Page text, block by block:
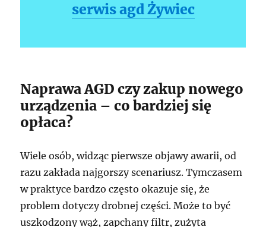
serwis agd Żywiec
Naprawa AGD czy zakup nowego
urządzenia – co bardziej się
opłaca?
Wiele osób, widząc pierwsze objawy awarii, od
razu zakłada najgorszy scenariusz. Tymczasem
w praktyce bardzo często okazuje się, że
problem dotyczy drobnej części. Może to być
uszkodzony wąż, zapchany filtr, zużyta